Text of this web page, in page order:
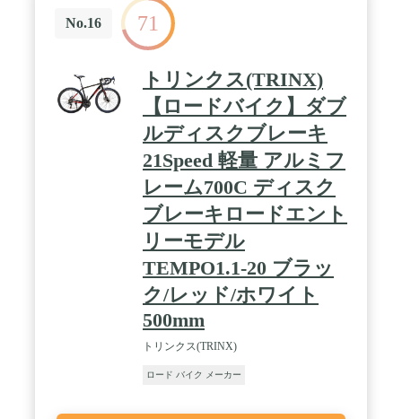
No.16 71
トリンクス(TRINX)
【ロードバイク】ダブ
ルディスクブレーキ
21Speed 軽量 アルミフ
レーム700C ディスク
ブレーキロードエント
リーモデル
TEMPO1.1-20 ブラッ
ク/レッド/ホワイト
500mm
トリンクス(TRINX)
ロード バイク メーカー